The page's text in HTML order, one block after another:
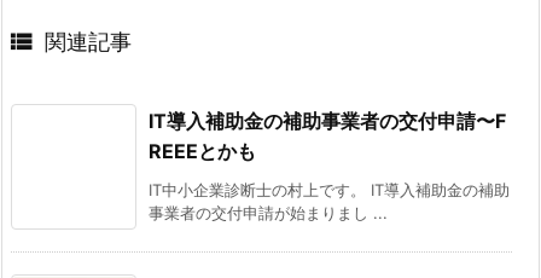
 関連記事
IT導入補助金の補助事業者の交付申請〜F
REEEとかも
IT中小企業診断士の村上です。 IT導入補助金の補助
事業者の交付申請が始まりまし ...